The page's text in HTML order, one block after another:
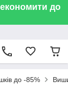
до
до -85%